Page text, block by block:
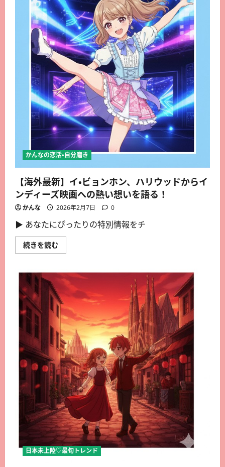
かんなの恋活・自分磨き
【海外最新】イ・ビョンホン、ハリウッドからイ
ンディーズ映画への熱い想いを語る！
かんな 2026年2月7日 0
▶︎ あなたにぴったりの特別情報をチ
続きを読む
日本未上陸♡最旬トレンド